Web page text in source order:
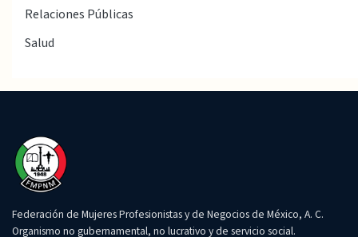
Relaciones Públicas
Salud
Federación de Mujeres Profesionistas y de Negocios de México, A. C.
Organismo no gubernamental, no lucrativo y de servicio social.